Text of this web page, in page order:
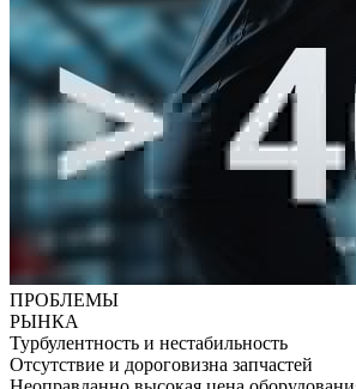
ПРОБЛЕМЫ
РЫНКА
Турбулентность и нестабильность
Отсутствие и дороговизна запчастей